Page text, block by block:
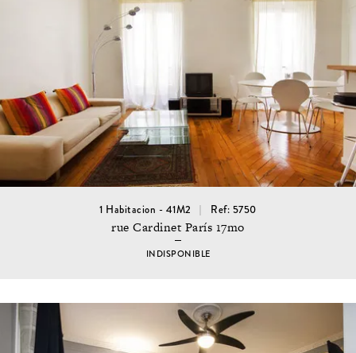
1 Habitacion - 41M2 Ref: 5750
rue Cardinet París 17mo
INDISPONIBLE